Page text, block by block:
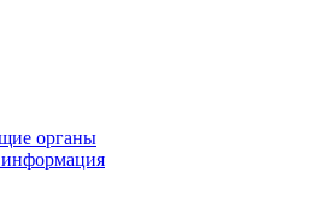
органы